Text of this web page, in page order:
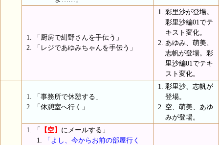
「厨房で紺野さんを手伝う」
「レジであゆみちゃんを手伝う」
彩里沙が登場。
彩里沙編01でテ
キスト変化。
あゆみ、萌美、
志帆が登場。彩
里沙編01でテキ
スト変化。
「事務所で休憩する」
「休憩室へ行く」
彩里沙、志帆が
登場。
空、萌美、あゆ
みが登場。
「 【空】 にメールする」
「よし、今からお前の部屋行く